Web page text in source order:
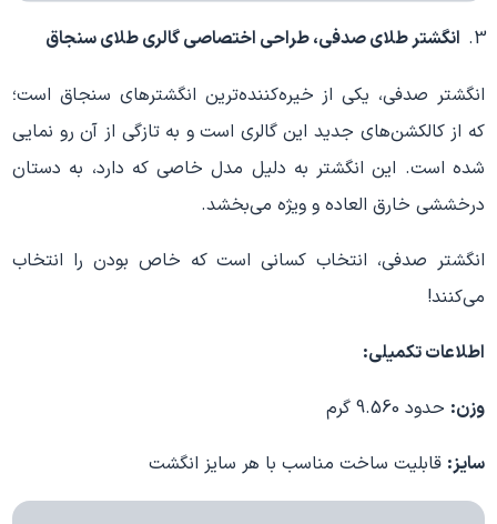
انگشتر طلای صدفی، طراحی اختصاصی گالری طلای سنجاق
انگشتر صدفی، یکی از خیره‌کننده‌ترین انگشترهای سنجاق است؛
که از کالکشن‌های جدید این گالری است و به تازگی از آن رو نمایی
شده است. این انگشتر به دلیل مدل خاصی که دارد، به دستان
درخششی خارق العاده و ویژه می‌بخشد.
انگشتر صدفی، انتخاب کسانی است که خاص بودن را انتخاب
می‌کنند!
اطلاعات تکمیلی:
وزن: حدود 9.560 گرم
سایز: قابلیت ساخت مناسب با هر سایز انگشت